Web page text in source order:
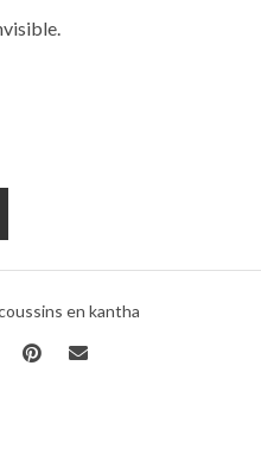
en kantha